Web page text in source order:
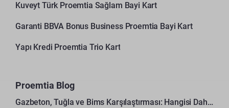
Kuveyt Türk Proemtia Sağlam Bayi Kart
Garanti BBVA Bonus Business Proemtia Bayi Kart
Yapı Kredi Proemtia Trio Kart
Proemtia Blog
Gazbeton, Tuğla ve Bims Karşılaştırması: Hangisi Daha Avantajlı?